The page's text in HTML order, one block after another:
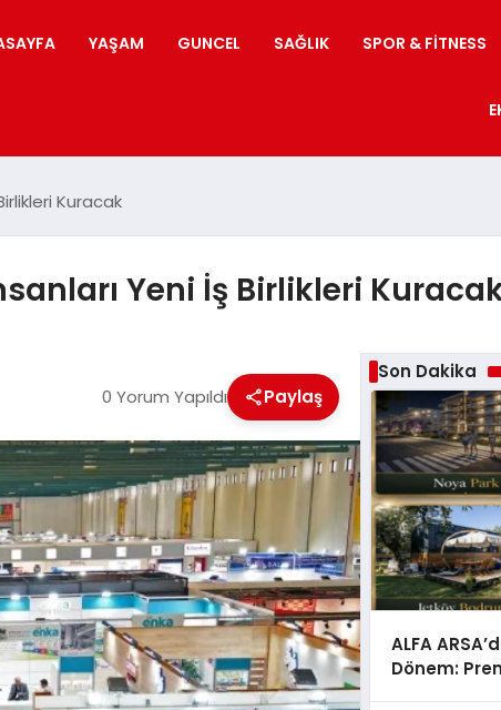
YAŞAM GUNCEL SAĞLIK SPOR & FITNESS
Kuracak
Yeni İş Birlikleri
0 Yorum Yapıldı Paylaş
Son Dakika
ALFA
Dönem: